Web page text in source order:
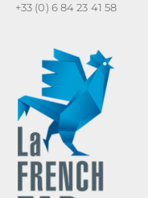
+33 (0) 6 84 23 41 58